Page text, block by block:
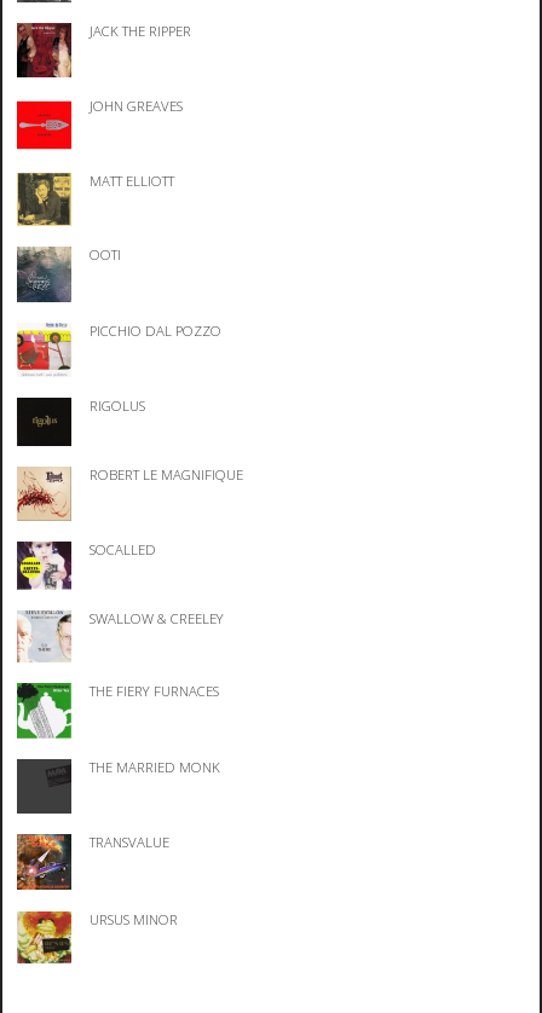
JACK THE RIPPER
JOHN GREAVES
MATT ELLIOTT
OOTI
PICCHIO DAL POZZO
RIGOLUS
ROBERT LE MAGNIFIQUE
SOCALLED
SWALLOW & CREELEY
THE FIERY FURNACES
THE MARRIED MONK
TRANSVALUE
URSUS MINOR